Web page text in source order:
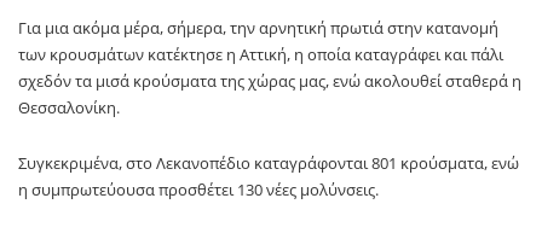
Για μια ακόμα μέρα, σήμερα, την αρνητική πρωτιά στην κατανομή
των κρουσμάτων κατέκτησε η Αττική, η οποία καταγράφει και πάλι
σχεδόν τα μισά κρούσματα της χώρας μας, ενώ ακολουθεί σταθερά η
Θεσσαλονίκη.
Συγκεκριμένα, στο Λεκανοπέδιο καταγράφονται 801 κρούσματα, ενώ
η συμπρωτεύουσα προσθέτει 130 νέες μολύνσεις.